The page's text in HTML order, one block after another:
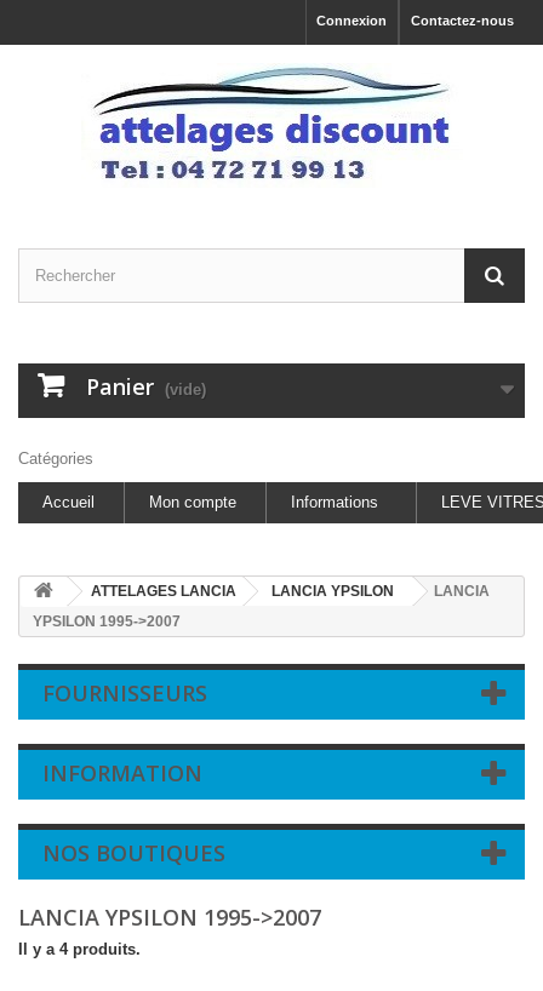
Contactez-nous
Connexion
Panier (vide)
Catégories
Accueil Mon compte Informations LEVE
ATTELAGES LANCIA LANCIA YPSILON
LANCIA
YPSILON 1995->2007
FOURNISSEURS
INFORMATION
NOS BOUTIQUES
LANCIA YPSILON 1995->2007
Il y a 4 produits.